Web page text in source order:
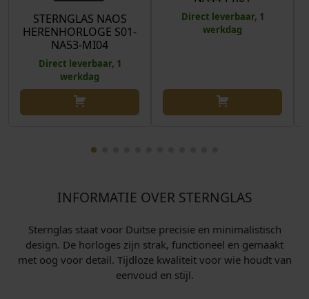
STERNGLAS NAOS
HERENHORLOGE S01-
NA53-MI04
Direct leverbaar, 1
werkdag
Direct leverbaar, 1
werkdag
INFORMATIE OVER STERNGLAS
Sternglas staat voor Duitse precisie en minimalistisch
design. De horloges zijn strak, functioneel en gemaakt
met oog voor detail. Tijdloze kwaliteit voor wie houdt van
eenvoud en stijl.